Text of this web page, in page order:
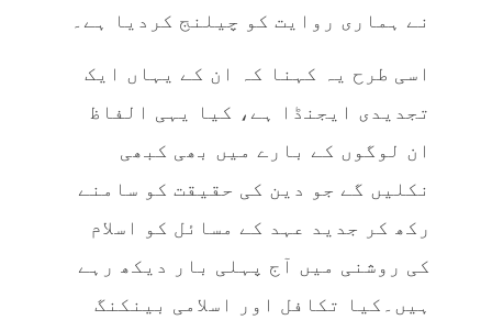
نے ہماری روایت کو چیلنج کردیا ہے۔
اسی طرح یہ کہنا کہ ان کے یہاں ایک
تجدیدی ایجنڈا ہے، کیا یہی الفاظ
ان لوگوں کے بارے میں بھی کبھی
نکلیں گے جو دین کی حقیقت کو سامنے
رکھ کر جدید عہد کے مسائل کو اسلام
کی روشنی میں آج پہلی بار دیکھ رہے
ہیں۔کیا تکافل اور اسلامی بینکنگ